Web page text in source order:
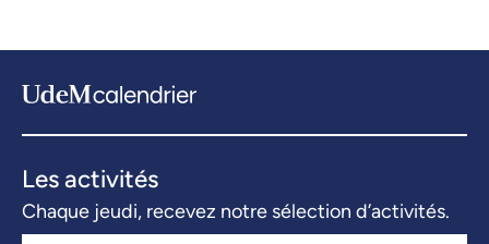
Les activités
Chaque jeudi, recevez notre sélection d’activités.